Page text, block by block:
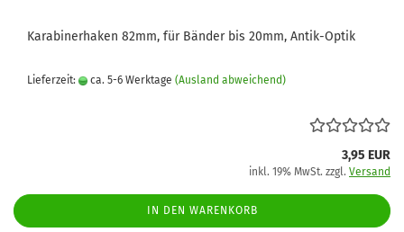
Karabinerhaken 82mm, für Bänder bis 20mm, Antik-Optik
Lieferzeit: ca. 5-6 Werktage (Ausland abweichend)
3,95 EUR
inkl. 19% MwSt. zzgl. Versand
IN DEN WARENKORB